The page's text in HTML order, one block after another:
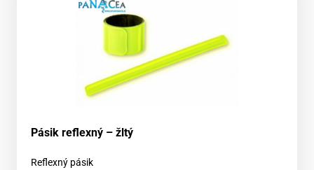
Pásik reflexný – žltý
Reflexný pásik